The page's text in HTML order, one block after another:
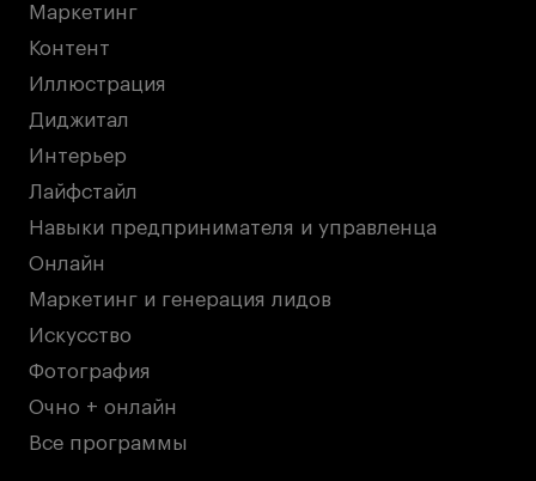
Маркетинг
Контент
Иллюстрация
Диджитал
Интерьер
Лайфстайл
Навыки предпринимателя и управленца
Онлайн
Маркетинг и генерация лидов
Искусство
Фотография
Очно + онлайн
Все программы